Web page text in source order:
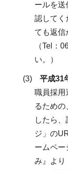
ールを送
認してく
ても返信
（Tel：
い。）
(3)平成31
職員採用
るための
したら
ジ」の
ームペー
み』より